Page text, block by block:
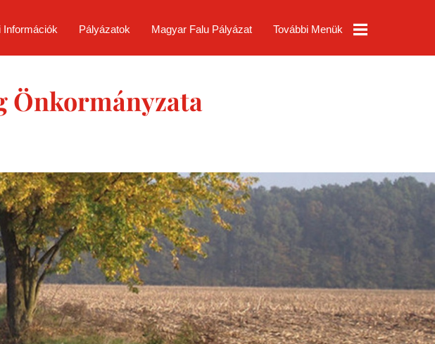
Információk Pályázatok Magyar Falu Pályázat További Menük
Község
Pórszombat
Térkép
Önkormányzata